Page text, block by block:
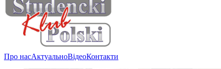
Про насАктуальноВідеоКонтакти